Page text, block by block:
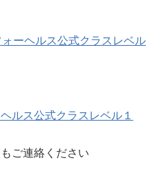
ーヘルス公式クラスレベル
ルス公式クラスレベル１
ご連絡ください